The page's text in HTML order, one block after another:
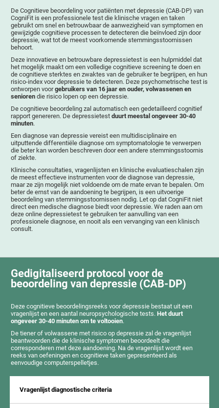
De Cognitieve beoordeling voor patiënten met depressie (CAB-DP) van
CogniFit is een professionele test die klinische vragen en taken
gebruikt om snel en betrouwbaar de aanwezigheid van symptomen en
gewijzigde cognitieve processen te detecteren die beïnvloed zijn door
depressie, wat tot de meest voorkomende stemmingsstoornissen
behoort.
Deze innovatieve en betrouwbare depressietest is een hulpmiddel dat
het mogelijk maakt om een volledige cognitieve screening te doen en
de cognitieve sterktes en zwaktes van de gebruiker te begrijpen, en hun
risico-index voor depressie te detecteren. Deze psychometrische test is
ontworpen voorgebruikers van 16 jaar en ouder, volwassenen en
senioren die risico lopen op een depressie.
De cognitieve beoordeling zal automatisch een gedetailleerd cognitief
rapport genereren. De depressietestduurt meestal ongeveer 30-40
minuten.
Een diagnose van depressie vereist een multidisciplinaire en
uitputtende differentiële diagnose om symptomatologie te verwerpen
die beter kan worden beschreven door een andere stemmingsstoornis
of ziekte.
Klinische consultaties, vragenlijsten en klinische evaluatieschalen zijn
de meest effectieve instrumenten voor de diagnose van depressie,
maar ze zijn mogelijk niet voldoende om de mate ervan te bepalen. Om
beter de ernst van de aandoening te begrijpen, is een uitvoerige
beoordeling van stemmingsstoornissen nodig. Let op dat CogniFit niet
direct een medische diagnose biedt voor depressie. We raden aan om
deze online depressietest te gebruiken ter aanvulling van een
professionele diagnose, en nooit als een vervanging van een klinisch
consult.
Gedigitaliseerd protocol voor de
beoordeling van depressie (CAB-DP)
Deze cognitieve beoordelingsreeks voor depressie bestaat uit een
vragenlijst en een aantal neuropsychologische tests.Het duurt
ongeveer 30-40 minuten om te voltooien.
De tiener of volwassene met risico op depressie zal de vragenlijst
beantwoorden die de klinische symptomen beoordeelt die
corresponderen met deze aandoening. Na de vragenlijst wordt een
reeks van oefeningen en cognitieve taken gepresenteerd als
eenvoudige computerspelletjes.
Vragenlijst diagnostische criteria